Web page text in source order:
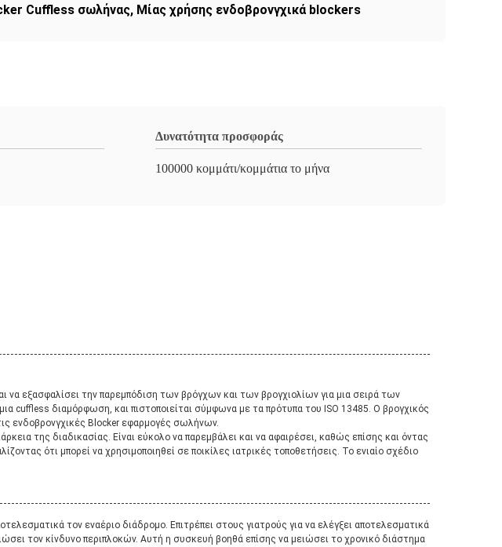
Cuffless σωλήνας, Μίας χρήσης ενδοβρονγχικά blockers
Δυνατότητα προσφοράς
100000 κομμάτι/κομμάτια το μήνα
να εξασφαλίσει την παρεμπόδιση των βρόγχων και των βρογχιολίων για μια σειρά των
cuffless διαμόρφωση, και πιστοποιείται σύμφωνα με τα πρότυπα του ISO 13485. Ο βρογχικός
ενδοβρονγχικές Blocker εφαρμογές σωλήνων.
της διαδικασίας. Είναι εύκολο να παρεμβάλει και να αφαιρέσει, καθώς επίσης και όντας
ότι μπορεί να χρησιμοποιηθεί σε ποικίλες ιατρικές τοποθετήσεις. Το ενιαίο σχέδιο
τον εναέριο διάδρομο. Επιτρέπει στους γιατρούς για να ελέγξει αποτελεσματικά
τον κίνδυνο περιπλοκών. Αυτή η συσκευή βοηθά επίσης να μειώσει το χρονικό διάστημα